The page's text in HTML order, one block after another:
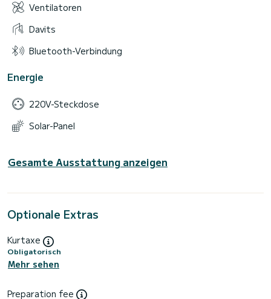
Ventilatoren
Davits
Bluetooth-Verbindung
Energie
220V-Steckdose
Solar-Panel
Gesamte Ausstattung anzeigen
Optionale Extras
Kurtaxe
Obligatorisch
Mehr sehen
Preparation fee